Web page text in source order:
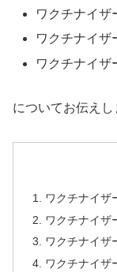
ワクチナイザ
ワクチナイザ
ワクチナイザ
についてお伝えし
ワクチナイザ
ワクチナイザ
ワクチナイザ
ワクチナイザ